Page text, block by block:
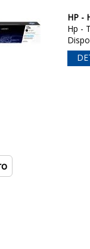
HP -
Hp -